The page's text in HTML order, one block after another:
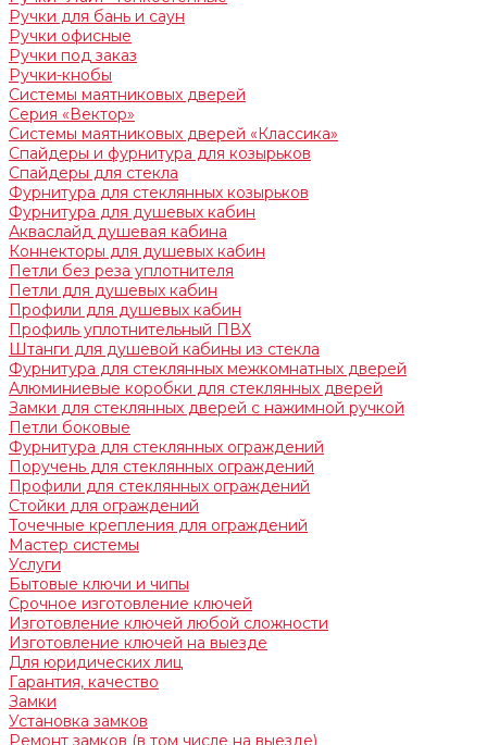
Ручки для бань и саун
Ручки офисные
Ручки под заказ
Ручки-кнобы
Системы маятниковых дверей
Серия «Вектор»
Системы маятниковых дверей «Классика»
Спайдеры и фурнитура для козырьков
Спайдеры для стекла
Фурнитура для стеклянных козырьков
Фурнитура для душевых кабин
Акваслайд душевая кабина
Коннекторы для душевых кабин
Петли без реза уплотнителя
Петли для душевых кабин
Профили для душевых кабин
Профиль уплотнительный ПВХ
Штанги для душевой кабины из стекла
Фурнитура для стеклянных межкомнатных дверей
Алюминиевые коробки для стеклянных дверей
Замки для стеклянных дверей с нажимной ручкой
Петли боковые
Фурнитура для стеклянных ограждений
Поручень для стеклянных ограждений
Профили для стеклянных ограждений
Стойки для ограждений
Точечные крепления для ограждений
Мастер системы
Услуги
Бытовые ключи и чипы
Срочное изготовление ключей
Изготовление ключей любой сложности
Изготовление ключей на выезде
Для юридических лиц
Гарантия, качество
Замки
Установка замков
Ремонт замков (в том числе на выезде)